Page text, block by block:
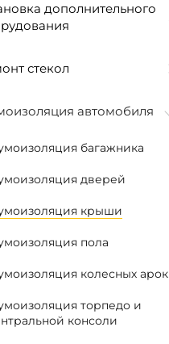
дополнительного
стекол
автомобиля
багажника
дверей
крыши
пола
колесных арок
торпедо и
консоли